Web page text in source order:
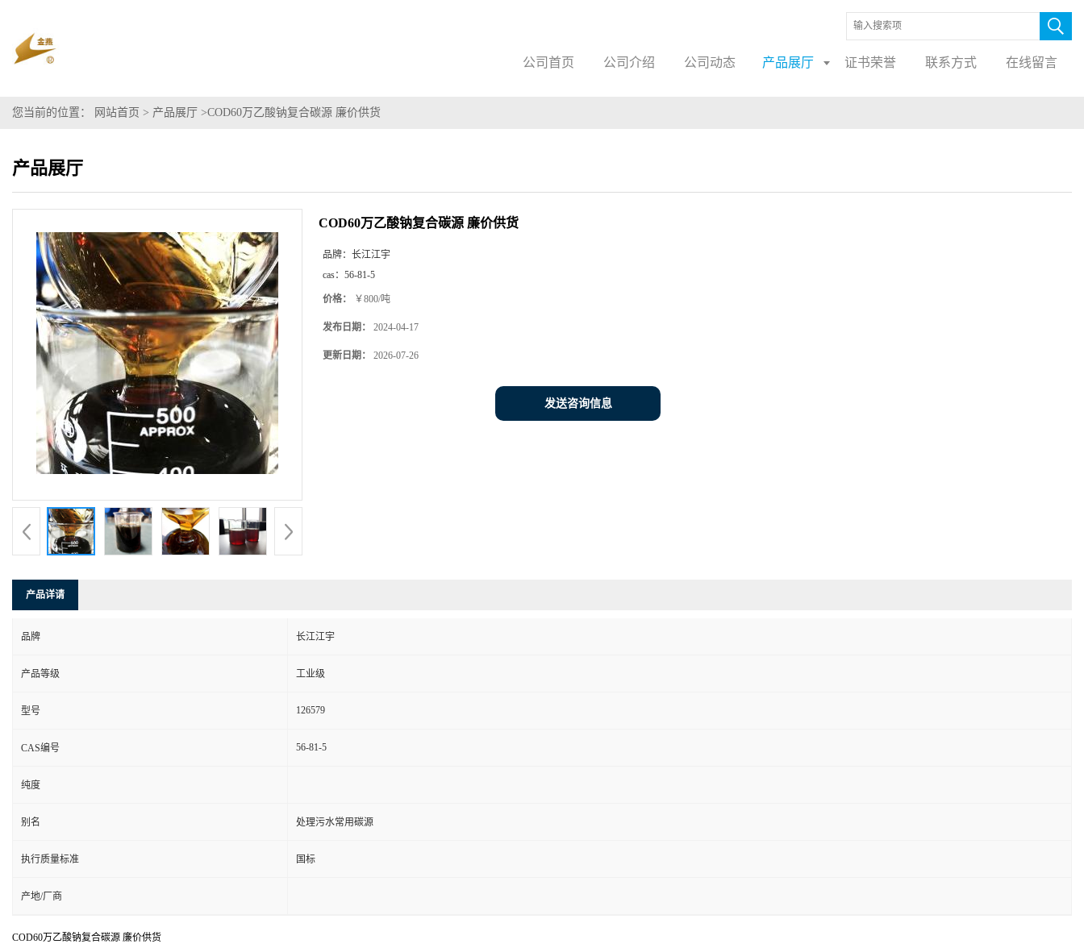
公司首页 公司介绍 公司动态 产品展厅 证书荣誉 联系方式 在线留言
您当前的位置： 网站首页 > 产品展厅 >COD60万乙酸钠复合碳源 廉价供货
产品展厅
COD60万乙酸钠复合碳源 廉价供货
品牌： 长江江宇
cas： 56-81-5
价格： ￥800/吨
发布日期： 2024-04-17
更新日期： 2026-07-26
发送咨询信息
产品详请
品牌 长江江宇
产品等级 工业级
型号 126579
CAS编号 56-81-5
纯度
别名 处理污水常用碳源
执行质量标准 国标
产地/厂商
COD60万乙酸钠复合碳源 廉价供货